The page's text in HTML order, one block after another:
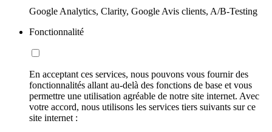
Google Analytics, Clarity, Google Avis clients, A/B-Testing
Fonctionnalité
En acceptant ces services, nous pouvons vous fournir des
fonctionnalités allant au-delà des fonctions de base et vous
permettre une utilisation agréable de notre site internet. Avec
votre accord, nous utilisons les services tiers suivants sur ce
site internet :